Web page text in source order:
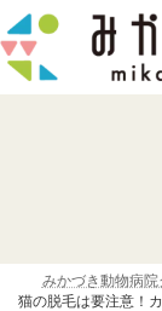
ン
テ
ン
ツ
ビ
ゲ
ー
シ
みかづき動物病
猫の脱毛は要注意！